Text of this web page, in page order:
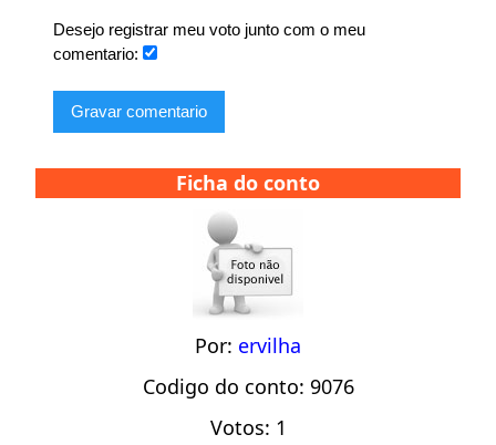
Desejo registrar meu voto junto com o meu
comentario:
Gravar comentario
Ficha do conto
Por: ervilha
Codigo do conto: 9076
Votos: 1